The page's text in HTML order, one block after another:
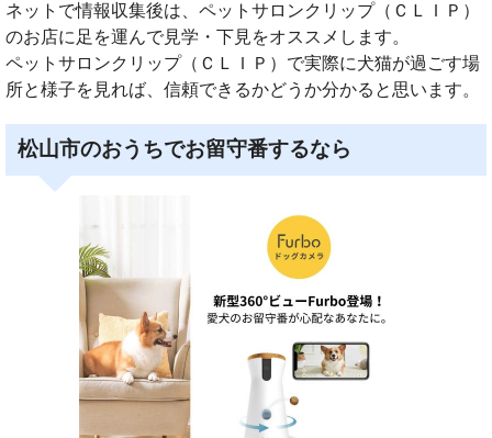
ネットで情報収集後は、ペットサロンクリップ（ＣＬＩＰ）
のお店に足を運んで見学・下見をオススメします。
ペットサロンクリップ（ＣＬＩＰ）で実際に犬猫が過ごす場
所と様子を見れば、信頼できるかどうか分かると思います。
松山市のおうちでお留守番するなら